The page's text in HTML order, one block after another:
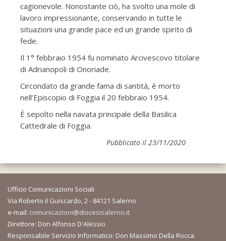
cagionevole. Nonostante ciò, ha svolto una mole di
lavoro impressionante, conservando in tutte le
situazioni una grande pace ed un grande spirito di
fede.
Il 1° febbraio 1954 fu nominato Arcivescovo titolare
di Adrianopoli di Onoriade.
Circondato da grande fama di santità, è morto
nell’Episcopio di Foggia il 20 febbraio 1954.
È sepolto nella navata principale della Basilica
Cattedrale di Foggia.
Pubblicato il 23/11/2020
Ufficio Comunicazioni Sociali
Via Roberto il Guiscardo, 2 - 84121 Salerno
e-mail: comunicazioni@diocesisalerno.it
Direttore: Don Alfonso D'Alessio
Responsabile Servizio Informatico: Don Massimo Della Rocca